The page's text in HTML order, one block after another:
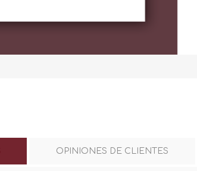
OPINIONES DE CLIENTES